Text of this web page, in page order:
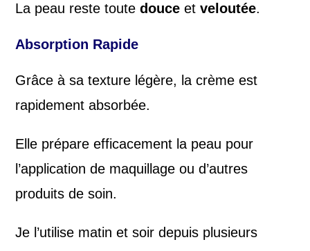
La peau reste toutedouce etveloutée.
Absorption Rapide
Grâce à sa texture légère, la crème est
rapidement absorbée.
Elle prépare efficacement la peau pour
l’application de maquillage ou d’autres
produits de soin.
Je l’utilise matin et soir depuis plusieurs